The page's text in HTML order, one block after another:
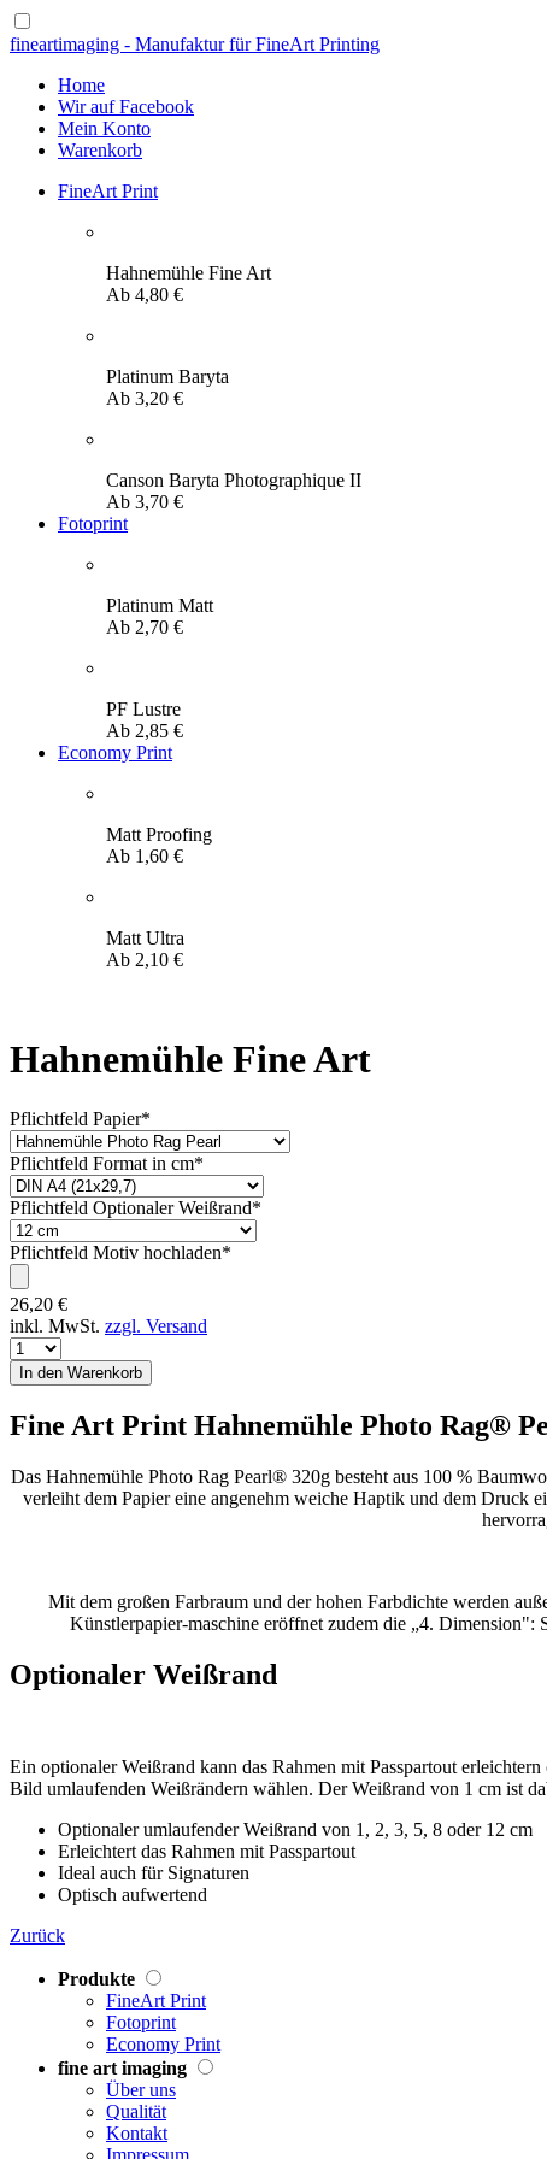
fineartimaging - Manufaktur für FineArt Printing
Home
Wir auf Facebook
Mein Konto
Warenkorb
FineArt Print
Hahnemühle Fine Art
Ab 4,80 €
Platinum Baryta
Ab 3,20 €
Canson Baryta Photographique II
Ab 3,70 €
Fotoprint
Platinum Matt
Ab 2,70 €
PF Lustre
Ab 2,85 €
Economy Print
Matt Proofing
Ab 1,60 €
Matt Ultra
Ab 2,10 €
Hahnemühle Fine Art
Pflichtfeld Papier*
Pflichtfeld Format in cm*
Pflichtfeld Optionaler Weißrand*
Pflichtfeld Motiv hochladen*
26,20 €
inkl. MwSt. zzgl. Versand
Fine Art Print Hahnemühle Photo Rag®
Das Hahnemühle Photo Rag Pearl® 320g besteht aus 100 %
verleiht dem Papier eine angenehm weiche Haptik und dem Druck
Mit dem großen Farbraum und der hohen Farbdichte werden
Künstlerpapier-maschine eröffnet zudem die „4.
Optionaler Weißrand
Ein optionaler Weißrand kann das Rahmen mit Passpartout
Bild umlaufenden Weißrändern wählen. Der Weißrand von 1 cm ist
Optionaler umlaufender Weißrand von 1, 2, 3, 5, 8 oder 12 cm
Erleichtert das Rahmen mit Passpartout
Ideal auch für Signaturen
Optisch aufwertend
Zurück
Produkte
FineArt Print
Fotoprint
Economy Print
fine art imaging
Über uns
Qualität
Kontakt
Impressum